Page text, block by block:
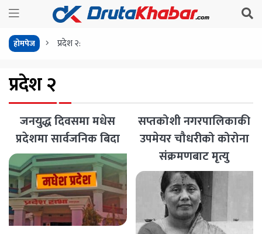
होमपेज प्रदेश २:
प्रदेश २
जनयुद्ध दिवसमा मधेस
प्रदेशमा सार्वजनिक बिदा
सप्तकोशी नगरपालिकाकी
उपमेयर चौधरीको कोरोना
संक्रमणबाट मृत्यु